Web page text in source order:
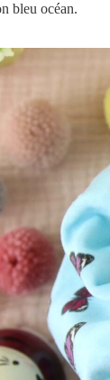
bleu océan.